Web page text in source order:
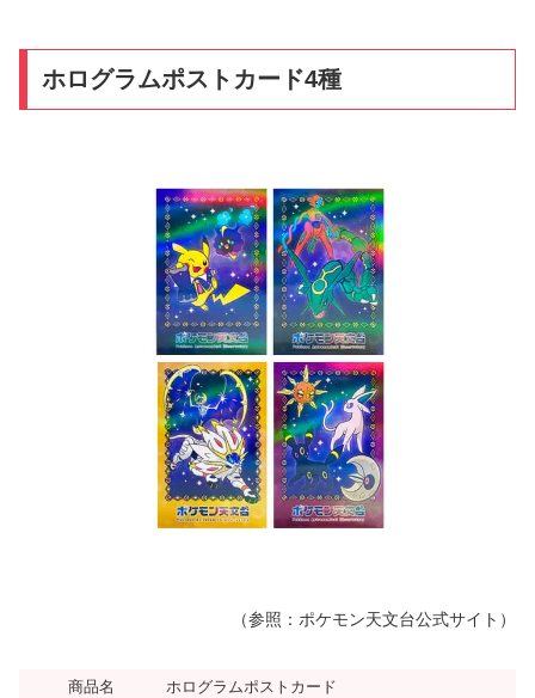
ホログラムポストカード4種
（参照：ポケモン天文台公式サイト）
商品名
ホログラムポストカード